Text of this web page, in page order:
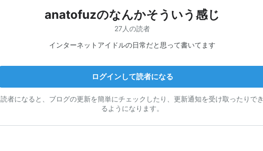
anatofuzのなんかそういう感じ
27人の読者
インターネットアイドルの日常だと思って書いてます
ログインして読者になる
読者になると、ブログの更新を簡単にチェックしたり、更新通知を受け取ったりでき
るようになります。